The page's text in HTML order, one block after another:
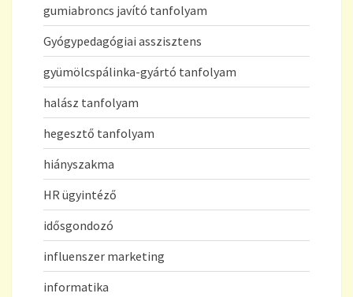
gumiabroncs javító tanfolyam
Gyógypedagógiai asszisztens
gyümölcspálinka-gyártó tanfolyam
halász tanfolyam
hegesztő tanfolyam
hiányszakma
HR ügyintéző
idősgondozó
influenszer marketing
informatika